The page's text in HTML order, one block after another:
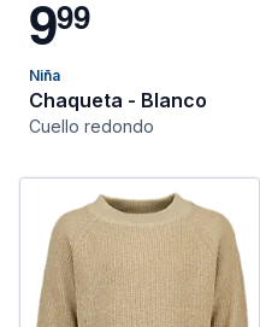
999
Niña
Chaqueta - Blanco
Cuello redondo